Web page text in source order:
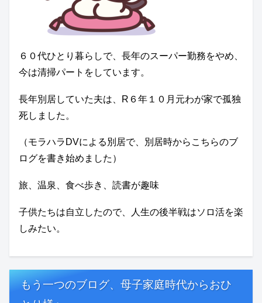
６０代ひとり暮らしで、長年のスーパー勤務をやめ、
今は清掃パートをしています。
長年別居していた夫は、R６年１０月元わが家で孤独
死しました。
（モラハラDVによる別居で、別居時からこちらのブ
ログを書き始めました）
旅、温泉、食べ歩き、読書が趣味
子供たちは自立したので、人生の後半戦はソロ活を楽
しみたい。
もう一つのブログ、母子家庭時代からおひ